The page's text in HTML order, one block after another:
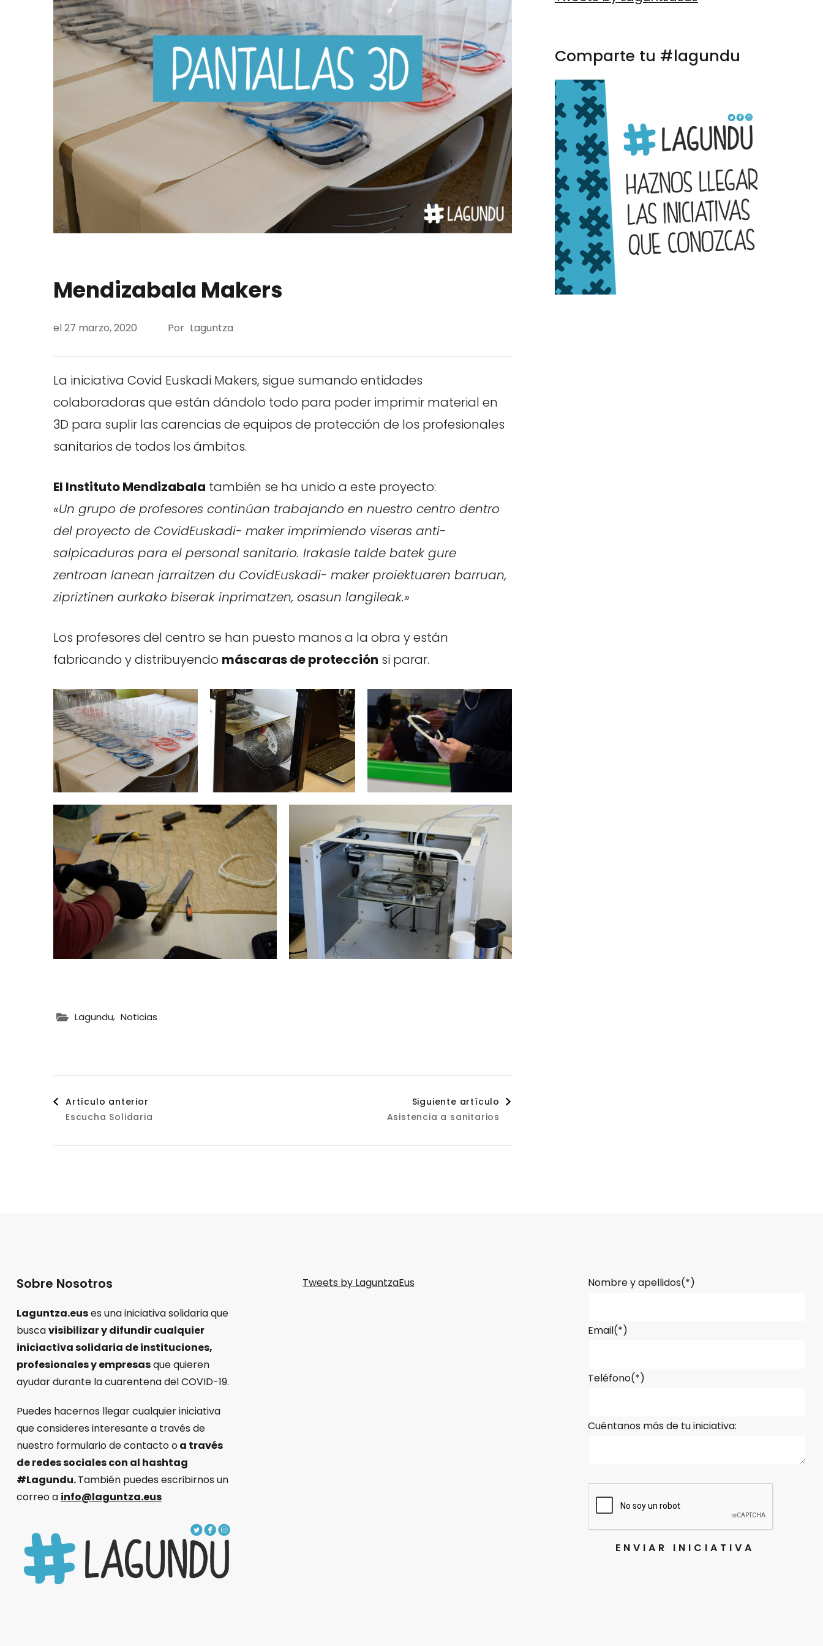
Mendizabala Makers
el27 marzo, 2020 Por Laguntza
La iniciativa Covid Euskadi Makers, sigue sumando entidades
colaboradoras que están dándolo todo para poder imprimir material en
3D para suplir las carencias de equipos de protección de los profesionales
sanitarios de todos los ámbitos.
El Instituto Mendizabala también se ha unido a este proyecto:
«Un grupo de profesores continúan trabajando en nuestro centro dentro
del proyecto de CovidEuskadi- maker imprimiendo viseras anti-
salpicaduras para el personal sanitario. Irakasle talde batek gure
zentroan lanean jarraitzen du CovidEuskadi- maker proiektuaren barruan,
zipriztinen aurkako biserak inprimatzen, osasun langileak.»
Los profesores del centro se han puesto manos a la obra y están
fabricando y distribuyendo máscaras de protección si parar.
Lagundu, Noticias
Navegación
de
Artículo anterior
Escucha Solidaria
Siguiente artículo
Asistencia a sanitarios
Comparte tu #lagundu
Sobre Nosotros
Laguntza.euses una iniciativa solidaria que
buscavisibilizar y difundir cualquier
iniciactiva solidaria de instituciones,
profesionales y empresasque quieren
ayudar durante la cuarentena del COVID-19.
Puedes hacernos llegar cualquier iniciativa
que consideres interesante a través de
nuestro formulario de contacto oa través
de redes sociales con al hashtag
#Lagundu.También puedes escribirnos un
correo a info@laguntza.eus
Tweets by LaguntzaEus Nombre y apellidos(*)
Email(*)
Teléfono(*)
Cuéntanos más de tu iniciativa: